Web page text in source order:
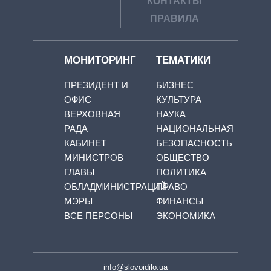
ПРАВИЛА
МОНИТОРИНГ
ПРЕЗИДЕНТ И
ОФИС
ВЕРХОВНАЯ
РАДА
КАБИНЕТ
МИНИСТРОВ
ГЛАВЫ
ОБЛАДМИНИСТРАЦИЙ
МЭРЫ
ВСЕ ПЕРСОНЫ
ТЕМАТИКИ
БИЗНЕС
КУЛЬТУРА
НАУКА
НАЦИОНАЛЬНАЯ
БЕЗОПАСНОСТЬ
ОБЩЕСТВО
ПОЛИТИКА
ПРАВО
ФИНАНСЫ
ЭКОНОМИКА
info@slovoidilo.ua